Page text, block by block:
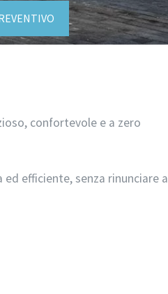
confortevole e a zero
efficiente, senza rinunciare a